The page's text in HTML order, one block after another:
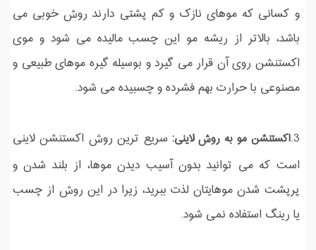
و کسانی که موهای نازک و کم پشتی دارند روش خوبی می
باشد، بالاتر از ریشه مو این چسب مالیده می شود و موی
اکستنشن روی آن قرار می گیرد و بوسیله گیره موهای طبیعی و
مصنوعی با حرارت بهم فشرده و چسبیده می شود.
3.اکستنشن مو به روش لاینی:سریع ترین روش اکستنشن لاینی
است که می توانید بدون آسیب دیدن موها، از بلند شدن و
پرپشت شدن موهایتان لذت ببرید، زیرا در این روش از چسب
یا رینگ استفاده نمی شود.